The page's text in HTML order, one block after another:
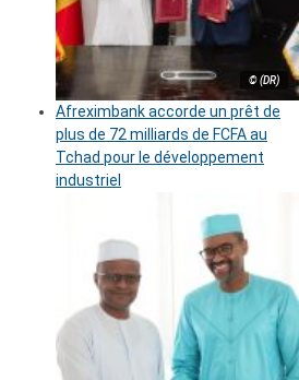
© (DR)
Afreximbank accorde un prêt de
plus de 72 milliards de FCFA au
Tchad pour le développement
industriel